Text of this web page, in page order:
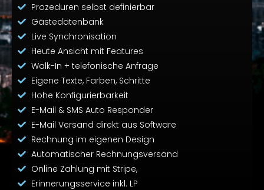
Prozeduren selbst definierbar
Gästedatenbank
Live Synchronisation
Heute Ansicht mit Features
Walk-In + telefonische Anfrage
Eigene Texte, Farben, Schritte
Hohe Konfigurierbarkeit
E-Mail & SMS Auto Responder
E-Mail Versand direkt aus Software
Rechnung im eigenen Design
Automatischer Rechnungsversand
Online Zahlung mit Stripe,
Erinnerungsservice inkl. LP